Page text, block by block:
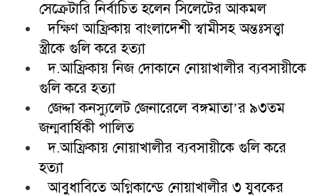
সেক্রেটারি নির্বাচিত হলেন সিলেটের আকমল
দক্ষিণ আফ্রিকায় বাংলাদেশী স্বামীসহ অন্তঃসত্ত্বা
স্ত্রীকে গুলি করে হত্যা
দ.আফ্রিকায় নিজ দোকানে নোয়াখালীর ব্যবসায়ীকে
গুলি করে হত্যা
জেদ্দা কনস্যুলেট জেনারেলে বঙ্গমাতা’র ৯৩তম
জন্মবার্ষিকী পালিত
দ.আফ্রিকায় নোয়াখালীর ব্যবসায়ীকে গুলি করে
হত্যা
আবুধাবিতে অগ্নিকান্ডে নোয়াখালীর ৩ যুবকের